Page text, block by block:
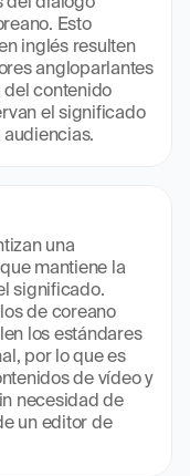
Esto
inglés resulten
angloparlantes
del contenido
el significado
una
mantiene la
significado.
de coreano
los estándares
por lo que es
de vídeo y
necesidad de
un editor de